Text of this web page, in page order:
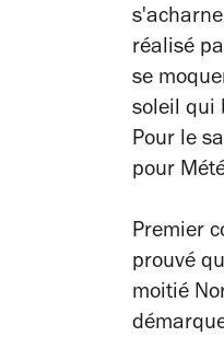
réalisé
se
soleil qui
Pour le
pour
Premier
prouvé
moitié